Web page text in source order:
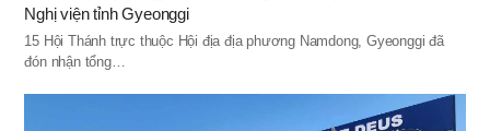
Nghị viện tỉnh Gyeonggi
15 Hội Thánh trực thuộc Hội địa địa phương Namdong, Gyeonggi đã
đón nhận tổng…